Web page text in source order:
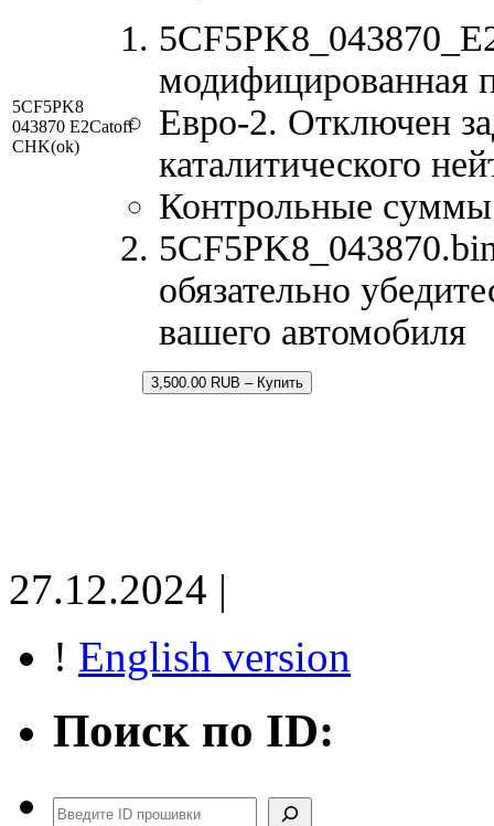
5CF5PK8
043870 E2Catoff
CHK(ok)
модифицированная
Евро-2. Отключен
каталитического
Контрольные
обязательно
вашего автомобиля
3,500.00 RUB – Купить
27.12.2024 |
! English version
Поиск по ID:
Поиск